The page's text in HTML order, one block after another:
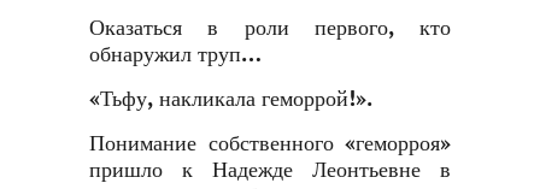
Оказаться в роли первого, кто
обнаружил труп…
«Тьфу, накликала геморрой!».
Понимание собственного «геморроя»
пришло к Надежде Леонтьевне в